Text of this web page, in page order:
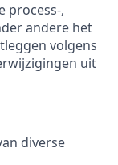
process-,
andere het
volgens
uit
diverse